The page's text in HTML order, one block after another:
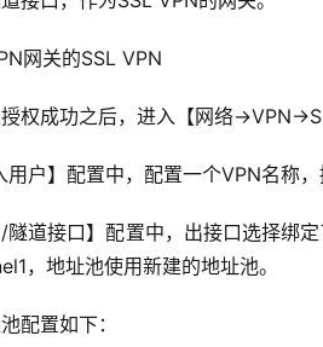
网关的SSL VPN
权成功之后，进入【网络
用户】配置中，配置一个VPN名称
/隧道接口】配置中，出接口选择
，地址池使用新建的地址池。
配置如下：